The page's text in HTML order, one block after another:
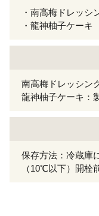
・南高梅ドレッ
・龍神柚子ケー
南高梅ドレッシン
龍神柚子ケーキ：
保存方法：冷蔵庫
（10℃以下）開栓